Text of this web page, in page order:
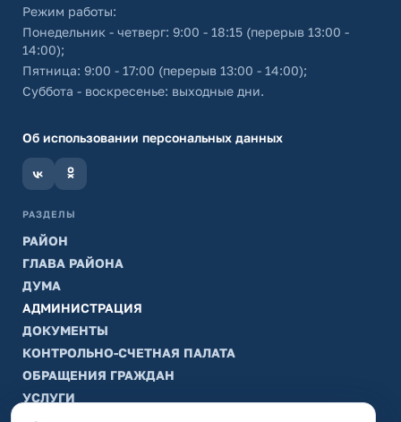
Режим работы:
Понедельник - четверг: 9:00 - 18:15 (перерыв 13:00 -
14:00);
Пятница: 9:00 - 17:00 (перерыв 13:00 - 14:00);
Суббота - воскресенье: выходные дни.
Об использовании персональных данных
РАЗДЕЛЫ
РАЙОН
ГЛАВА РАЙОНА
ДУМА
АДМИНИСТРАЦИЯ
ДОКУМЕНТЫ
КОНТРОЛЬНО-СЧЕТНАЯ ПАЛАТА
ОБРАЩЕНИЯ ГРАЖДАН
УСЛУГИ